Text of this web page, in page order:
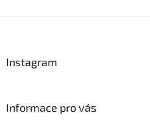
Instagram
Informace pro vás